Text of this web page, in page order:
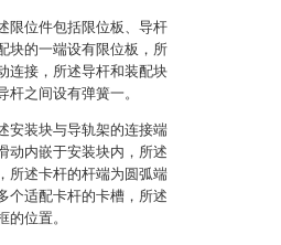
限位件包括限位板、导杆
块的一端设有限位板，所
连接，所述导杆和装配块
之间设有弹簧一。
安装块与导轨架的连接端
动内嵌于安装块内，所述
所述卡杆的杆端为圆弧端
个适配卡杆的卡槽，所述
位置。